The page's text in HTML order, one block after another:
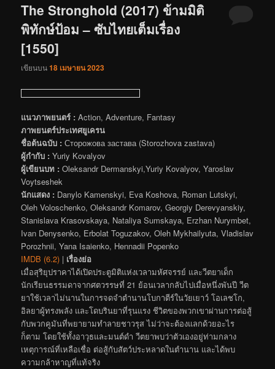
The Stronghold (2017) ข้ามมิติ
พิทักษ์ป้อม – ซับไทยเต็มเรื่อง
[1550]
เขียนบน18 เมษายน 2023
แนวภาพยนตร์ : Action, Adventure, Fantasy
ภาพยนตร์ประเทศยูเครน
ชื่อต้นฉบับ : Сторожова застава (Storozhova zastava)
ผู้กำกับ : Yuriy Kovalyov
ผู้เขียนบท : Oleksandr Dermanskyi,Yuriy Kovalyov, Yaroslav
Voytseshek
นักแสดง : Danylo Kamenskyi, Eva Koshova, Roman Lutskyi,
Oleh Voloschenko, Oleksandr Komarov, Georgiy Derevyanskiy,
Stanislava Krasovskaya, Nataliya Sumskaya, Erzhan Nurymbet,
Ivan Denysenko, Erbolat Toguzakov, Oleh Mykhailyuta, Vladislav
Porozhnii, Yana Isaienko, Hennadii Popenko
IMDB (6.2) | เรื่องย่อ
เมื่อสุริยุปราคาได้เปิดประตูมิติแห่งเวลามหัศจรรย์ และวีตยาเด็ก
นักเรียนธรรมดาจากศตวรรษที่ 21 ย้อนเวลากลับไปเมื่อหนึ่งพันปี วีต
ยาใช้เวลาไม่นานในการจดจำตำนานโบกาตีร์ในวัยเยาว์ โอเลชโก,
อิลยาผู้ทรงพลัง และโดบรินยาที่รุนแรง ชีวิตของพวกเขาผ่านการต่อสู้
กับพวกคูมันที่พยายามทำลายชาวรุส ไม่ว่าจะต้องแลกด้วยอะไร
ก็ตาม โดยใช้ทั้งอาวุธและมนต์ดำ วีตยาพบว่าตัวเองอยู่ท่ามกลาง
เหตุการณ์ที่เหลือเชื่อ ต่อสู้กับสัตว์ประหลาดในตำนาน และได้พบ
ความกล้าหาญที่แท้จริง